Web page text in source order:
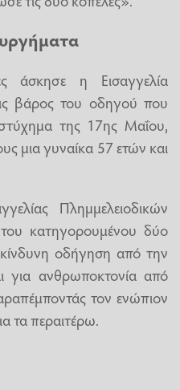
άσκησε η Εισαγγελία
βάρος του οδηγού που
της 17ης Μαΐου,
μια γυναίκα 57 ετών και
Πλημμελειοδικών
κατηγορουμένου δύο
οδήγηση από την
για ανθρωποκτονία από
τον ενώπιον
τα περαιτέρω.